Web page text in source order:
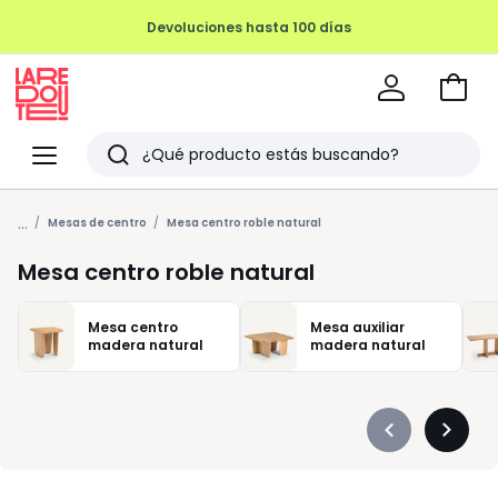
Devoluciones hasta 100 días
Menu
Redoute
Buscar
Últimos
artículos
vistos
Ir
... Mesas de centro Mesa centro roble natural
Mesa centro roble natural
Mesa centro
madera natural
Mesa auxiliar
madera natural
Précédent